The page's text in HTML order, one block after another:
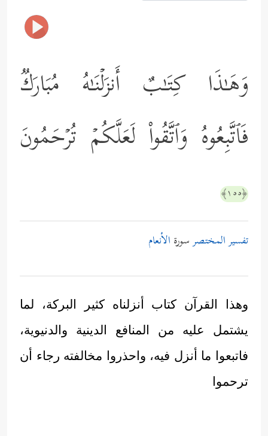
وَهَـٰذَا كِتَـٰبٌ أَنزَلۡنَـٰهُ مُبَارَكࣱ
فَٱتَّبِعُوهُ وَٱتَّقُواْ لَعَلَّكُمۡ تُرۡحَمُونَ
﴿١٥٥﴾
تفسير المختصرسورة الأنعام
وهذا القرآن كتاب أنزلناه كثير البركة، لما
يشتمل عليه من المنافع الدينية والدنيوية،
فاتبعوا ما أنزل فيه، واحذروا مخالفته رجاء أن
ترحموا